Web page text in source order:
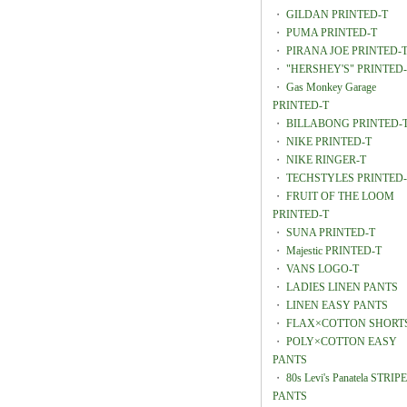
・ GILDAN PRINTED-T
・ PUMA PRINTED-T
・ PIRANA JOE PRINTED-T
・ "HERSHEY'S"
・ Gas Monkey Garage
PRINTED-T
・ BILLABONG PRINTED-
・ NIKE PRINTED-T
・ NIKE RINGER-T
・ TECHSTYLES
・ FRUIT OF THE LOOM
PRINTED-T
・ SUNA PRINTED-T
・ Majestic PRINTED-T
・ VANS LOGO-T
・ LADIES LINEN PANTS
・ LINEN EASY PANTS
・ FLAX×COTTON
・ POLY×COTTON EASY
PANTS
・ 80s Levi's Panatela STRIPE
PANTS